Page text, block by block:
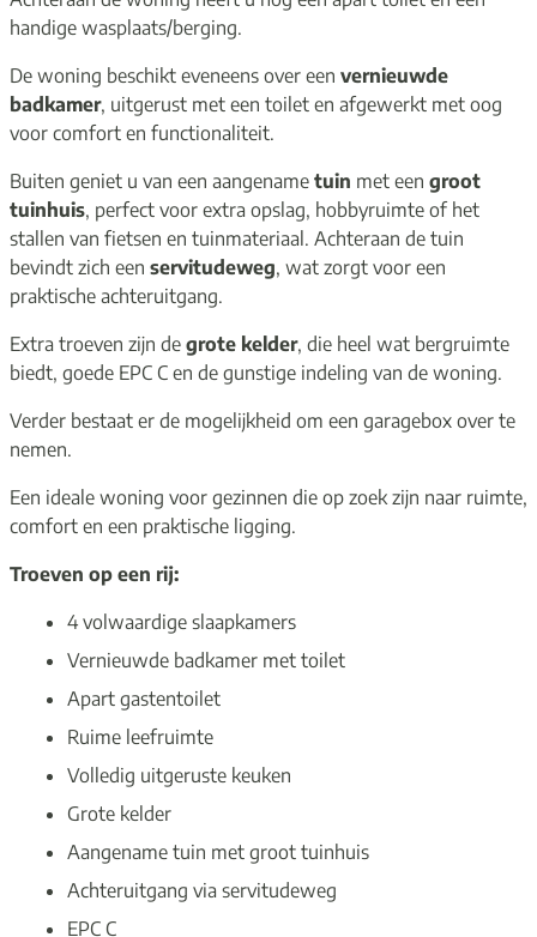
handige wasplaats/berging.
De woning beschikt eveneens over een vernieuwde
badkamer, uitgerust met een toilet en afgewerkt met oog
voor comfort en functionaliteit.
Buiten geniet u van een aangename tuin met een groot
tuinhuis, perfect voor extra opslag, hobbyruimte of het
stallen van fietsen en tuinmateriaal. Achteraan de tuin
bevindt zich een servitudeweg, wat zorgt voor een
praktische achteruitgang.
Extra troeven zijn de grote kelder, die heel wat bergruimte
biedt, goede EPC C en de gunstige indeling van de woning.
Verder bestaat er de mogelijkheid om een garagebox over te
nemen.
Een ideale woning voor gezinnen die op zoek zijn naar ruimte,
comfort en een praktische ligging.
Troeven op een rij:
4 volwaardige slaapkamers
Vernieuwde badkamer met toilet
Apart gastentoilet
Ruime leefruimte
Volledig uitgeruste keuken
Grote kelder
Aangename tuin met groot tuinhuis
Achteruitgang via servitudeweg
EPC C